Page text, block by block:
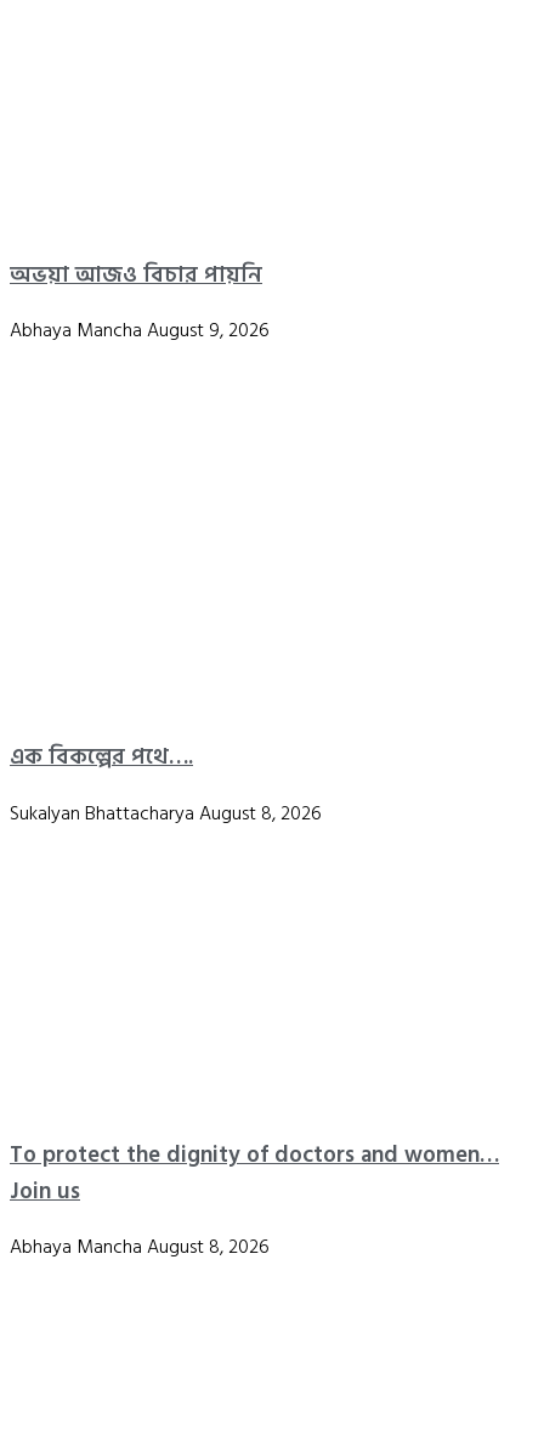
অভয়া আজও বিচার পায়নি
Abhaya ManchaAugust 9, 2026
এক বিকল্পের পথে….
Sukalyan BhattacharyaAugust 8, 2026
To protect the dignity of doctors and women…
Join us
Abhaya ManchaAugust 8, 2026